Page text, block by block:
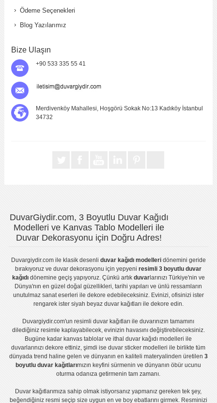
Ödeme Seçenekleri
Blog Yazılarımız
Bize Ulaşın
+90 533 335 55 41
Merdivenköy Mahallesi, Hoşgörü Sokak No:13 Kadıköy İstanbul
34732
DuvarGiydir.com, 3 Boyutlu Duvar Kağıdı
Modelleri ve Kanvas Tablo Modelleri ile
Duvar Dekorasyonu için Doğru Adres!
Duvargiydir.comile klasik desenli duvar kağıdı modelleridönemini geride
bırakıyoruz veduvar dekorasyonu için yepyeniresimli 3 boyutlu duvar
kağıdıdönemine geçiş yapıyoruz. Çünkü artık duvarlarınızı Türkiye'nin ve
Dünya'nın en güzel doğal güzellikleri, tarihi yapıları ve ünlü ressamların
unutulmaz sanat eserleri ile dekore edebileceksiniz. Evinizi, ofisinizi ister
rengarek ister siyah beyaz duvar kağıtlarıile dekore edin.
Duvargiydir.com'unresimli duvar kağıtları ile duvarınızın tamamını
dilediğiniz resimle kaplayabilecek, evinizin havasını değiştirebileceksiniz.
Bugüne kadar kanvas tablo lar veithal duvar kağıdı modelleri ile
duvarlarınızı dekore ettiniz, şimdi iseduvar sticker modelleri ile birlikte tüm
dünyada trend haline gelen ve dünyanın en kaliteli materyalinden üretilen 3
boyutlu duvar kağıtlarımızın keyfini sürmenin ve dünyanın öbür ucunu
oturma odanıza getirmenin tam zamanı.
Duvar kağıtlarımıza sahip olmak istiyorsanız yapmanız gereken tek şey,
beğendiğiniz resmi seçip size uygun en ve boy ebatlarını girmek. Resminizi